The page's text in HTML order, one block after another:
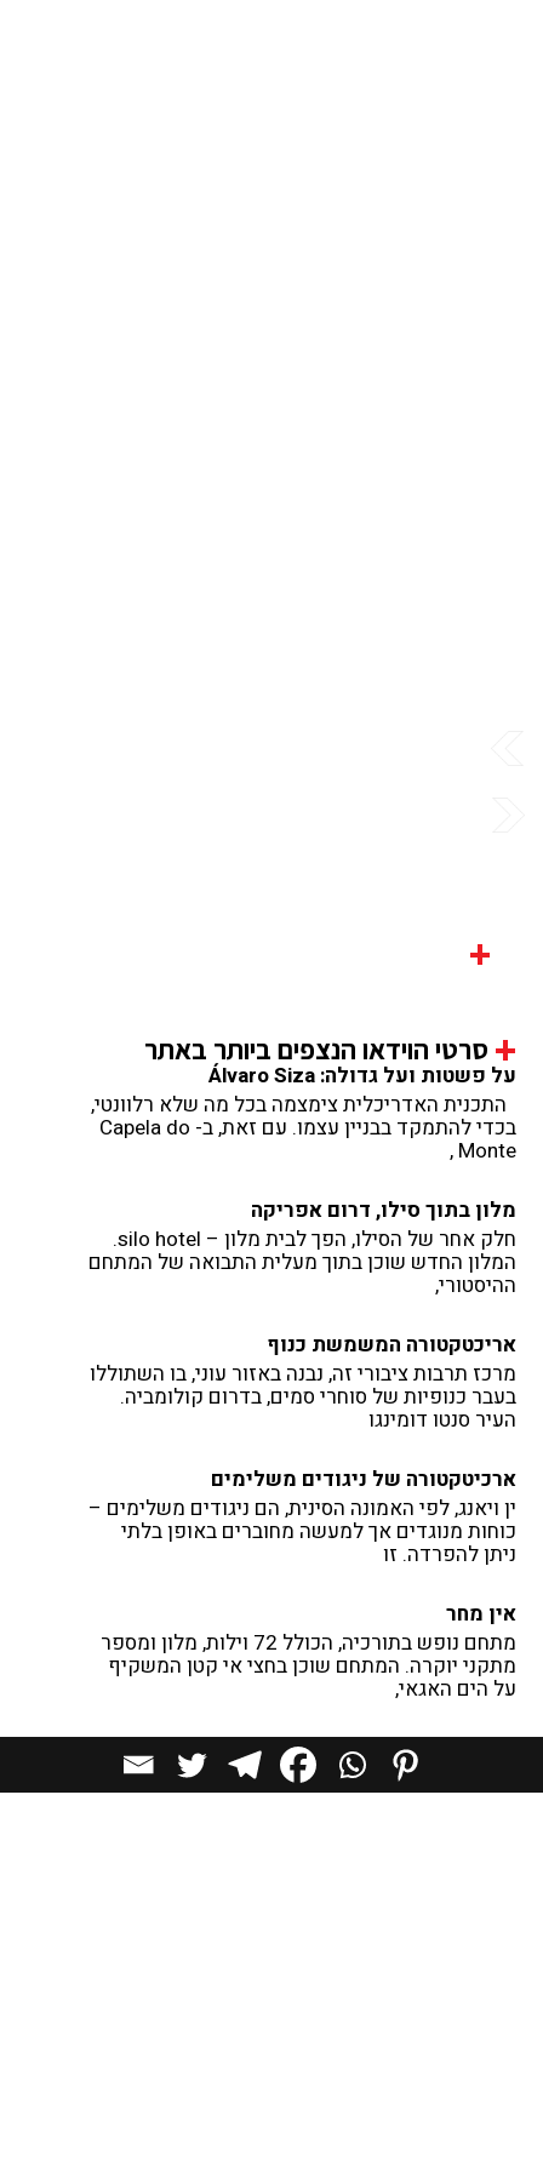
+
+ סרטי הוידאו הנצפים ביותר באתר
על פשטות ועל גדולה: Álvaro Siza
התכנית האדריכלית צימצמה בכל מה שלא רלוונטי,
בכדי להתמקד בבניין עצמו. עם זאת, ב- Capela do
Monte ,
מלון בתוך סילו, דרום אפריקה
חלק אחר של הסילו, הפך לבית מלון – silo hotel.
המלון החדש שוכן בתוך מעלית התבואה של המתחם
ההיסטורי,
אריכטקטורה המשמשת כנוף
מרכז תרבות ציבורי זה, נבנה באזור עוני, בו השתוללו
בעבר כנופיות של סוחרי סמים, בדרום קולומביה.
העיר סנטו דומינגו
ארכיטקטורה של ניגודים משלימים
ין ויאנג, לפי האמונה הסינית, הם ניגודים משלימים –
כוחות מנוגדים אך למעשה מחוברים באופן בלתי
ניתן להפרדה. זו
אין מחר
מתחם נופש בתורכיה, הכולל 72 וילות, מלון ומספר
מתקני יוקרה. המתחם שוכן בחצי אי קטן המשקיף
על הים האגאי,
מתחם הנופש "RV פארק", ממוקם בתוך יער בשם
פארק, על גדת נהר היאנגצה הגועש, בסין. האתר ניחן